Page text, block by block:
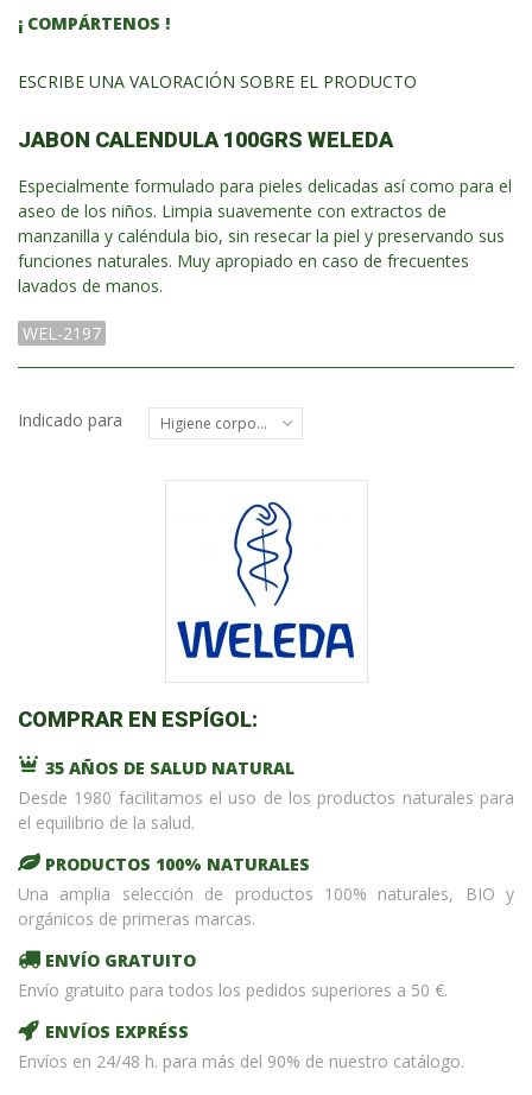
¡ COMPÁRTENOS !
ESCRIBE UNA VALORACIÓN SOBRE EL PRODUCTO
JABON CALENDULA 100GRS WELEDA
Especialmente formulado para pieles delicadas así como para el
aseo de los niños. Limpia suavemente con extractos de
manzanilla y caléndula bio, sin resecar la piel y preservando sus
funciones naturales. Muy apropiado en caso de frecuentes
lavados de manos.
WEL-2197
Indicado para Higiene corporal
COMPRAR EN ESPÍGOL:
35 AÑOS DE SALUD NATURAL
Desde 1980 facilitamos el uso de los productos naturales para
el equilibrio de la salud.
PRODUCTOS 100% NATURALES
Una amplia selección de productos 100% naturales, BIO y
orgánicos de primeras marcas.
ENVÍO GRATUITO
Envío gratuito para todos los pedidos superiores a 50 €.
ENVÍOS EXPRÉSS
Envíos en 24/48 h. para más del 90% de nuestro catálogo.